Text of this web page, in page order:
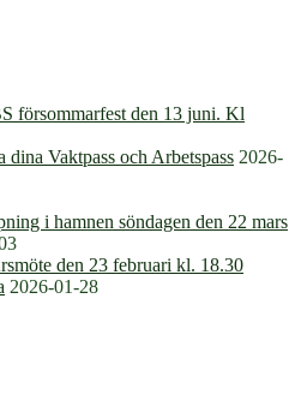
försommarfest den 13 juni. Kl
dina Vaktpass och Arbetspass 2026-
i hamnen söndagen den 22 mars
den 23 februari kl. 18.30
2026-01-28